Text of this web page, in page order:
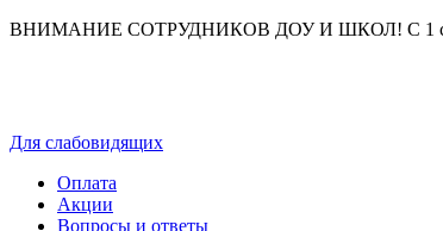
ВНИМАНИЕ СОТРУДНИКОВ ДОУ И ШКОЛ! С 1
Для слабовидящих
Оплата
Акции
Вопросы и ответы